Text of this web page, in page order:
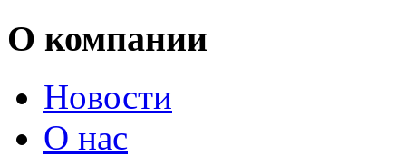
О компании
Новости
О нас